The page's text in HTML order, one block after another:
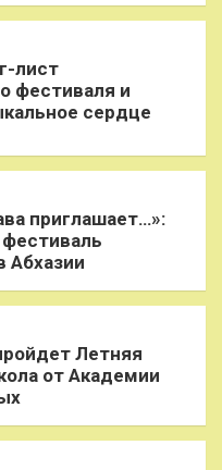
лист
фестиваля и
сердце
приглашает…»:
Абхазии
Летняя
от Академии